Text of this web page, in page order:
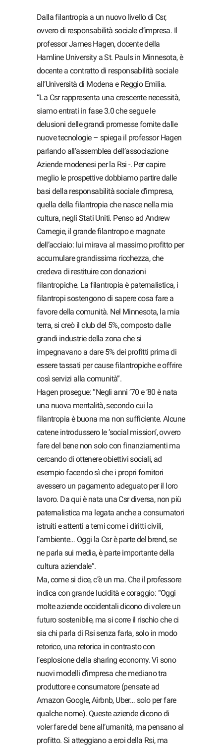
Dalla filantropia a un nuovo livello di Csr,
ovvero di responsabilità sociale d’impresa. Il
professor James Hagen, docente della
Hamline University a St. Pauls in Minnesota, è
docente a contratto di responsabilità sociale
all’Università di Modena e Reggio Emilia.
“La Csr rappresenta una crescente necessità,
siamo entrati in fase 3.0 che segue le
delusioni delle grandi promesse fornite dalle
nuove tecnologie – spiega il professor Hagen
parlando all’assemblea dell’associazione
Aziende modenesi per la Rsi -. Per capire
meglio le prospettive dobbiamo partire dalle
basi della responsabilità sociale d’impresa,
quella della filantropia che nasce nella mia
cultura, negli Stati Uniti. Penso ad Andrew
Carnegie, il grande filantropo e magnate
dell’acciaio: lui mirava al massimo profitto per
accumulare grandissima ricchezza, che
credeva di restituire con donazioni
filantropiche. La filantropia è paternalistica, i
filantropi sostengono di sapere cosa fare a
favore della comunità. Nel Minnesota, la mia
terra, si creò il club del 5%, composto dalle
grandi industrie della zona che si
impegnavano a dare 5% dei profitti prima di
essere tassati per cause filantropiche e offrire
così servizi alla comunità”.
Hagen prosegue: “Negli anni ’70 e ’80 è nata
una nuova mentalità, secondo cui la
filantropia è buona ma non sufficiente. Alcune
catene introdussero le ‘social mission’, ovvero
fare del bene non solo con finanziamenti ma
cercando di ottenere obiettivi sociali, ad
esempio facendo sì che i propri fornitori
avessero un pagamento adeguato per il loro
lavoro. Da qui è nata una Csr diversa, non più
paternalistica ma legata anche a consumatori
istruiti e attenti a temi come i diritti civili,
l’ambiente… Oggi la Csr è parte del brend, se
ne parla sui media, è parte importante della
cultura aziendale”.
Ma, come si dice, c’è un ma. Che il professore
indica con grande lucidità e coraggio: “Oggi
molte aziende occidentali dicono di volere un
futuro sostenibile, ma si corre il rischio che ci
sia chi parla di Rsi senza farla, solo in modo
retorico, una retorica in contrasto con
l’esplosione della sharing economy. Vi sono
nuovi modelli d’impresa che mediano tra
produttore e consumatore (pensate ad
Amazon Google, Airbnb, Uber… solo per fare
qualche nome). Queste aziende dicono di
voler fare del bene all’umanità, ma pensano al
profitto. Si atteggiano a eroi della Rsi, ma